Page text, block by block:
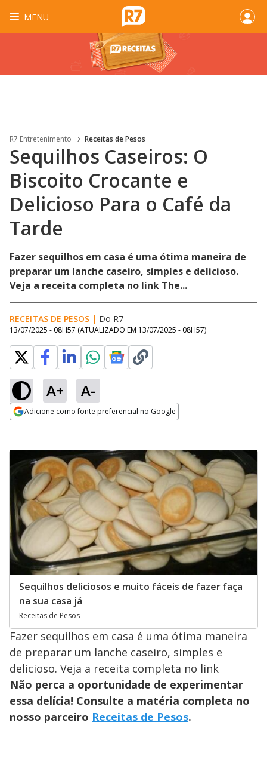
MENU
R7 Entretenimento Receitas de Pesos
Sequilhos Caseiros: O
Biscoito Crocante e
Delicioso Para o Café da
Tarde
Fazer sequilhos em casa é uma ótima maneira de
preparar um lanche caseiro, simples e delicioso.
Veja a receita completa no link The...
RECEITAS DE PESOS | Do R7
13/07/2025 - 08H57 (ATUALIZADO EM 13/07/2025 - 08H57)
A+ A-
Adicione como fonte preferencial no Google
Sequilhos deliciosos e muito fáceis de fazer faça
na sua casa já
Receitas de Pesos
Fazer sequilhos em casa é uma ótima maneira
de preparar um lanche caseiro, simples e
delicioso. Veja a receita completa no link
Não perca a oportunidade de experimentar
essa delícia! Consulte a matéria completa no
nosso parceiro Receitas de Pesos.